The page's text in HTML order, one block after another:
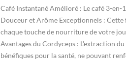
Café Instantané Amélioré : Le café 3-
Douceur et Arôme Exceptionnels :
chaque touche de nourriture de votre
Avantages du Cordyceps : L'extraction
bénéfiques pour la santé, ne pouvant